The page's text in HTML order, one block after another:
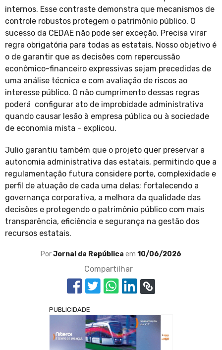
internos. Esse contraste demonstra que mecanismos de
controle robustos protegem o patrimônio público. O
sucesso da CEDAE não pode ser exceção. Precisa virar
regra obrigatória para todas as estatais. Nosso objetivo é
o de garantir que as decisões com repercussão
econômico-financeiro expressivas sejam precedidas de
uma análise técnica e com avaliação de riscos ao
interesse público. O não cumprimento dessas regras
poderá configurar ato de improbidade administrativa
quando causar lesão à empresa pública ou à sociedade
de economia mista - explicou.
Julio garantiu também que o projeto quer preservar a
autonomia administrativa das estatais, permitindo que a
regulamentação futura considere porte, complexidade e
perfil de atuação de cada uma delas; fortalecendo a
governança corporativa, a melhora da qualidade das
decisões e protegendo o patrimônio público com mais
transparência, eficiência e segurança na gestão dos
recursos estatais.
PorJornal da República em 10/06/2026
Compartilhar
PUBLICIDADE